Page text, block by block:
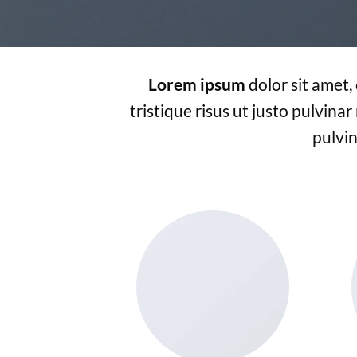
Lorem ipsum dolor sit
tristique risus ut justo pulvinar